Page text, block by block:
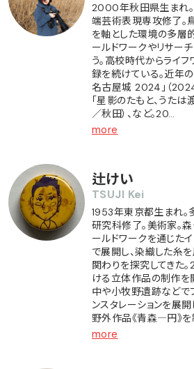
2000年秋田県生まれ
端芸術表現専攻修了。
を軸とした環境の多層
ールドワークやリサー
う。高校時代からライ
録を続けている。近年
名古屋城 2024」（
「星影のたもと、うたは
／秋田）、など。20…
more
辻けい
TSUJI Kei
1953年東京都生まれ
研究科修了。美術家。
ールドワークを通じた
で展開し、染織した糸
関わりを探究してきた
ける立体作品の制作を
中や小牧野遺跡などで
ンスタレーションを展
野外作品《青森―円》
more